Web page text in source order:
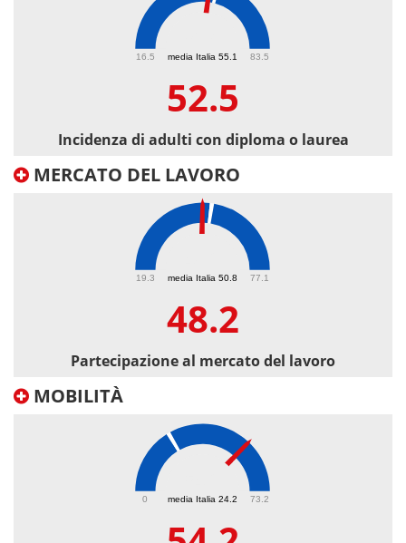
media Italia 55.1
16.5 83.5
52.5
Incidenza di adulti con diploma o laurea
MERCATO DEL LAVORO
media Italia 50.8
19.3 77.1
48.2
Partecipazione al mercato del lavoro
MOBILITÀ
media Italia 24.2
0 73.2